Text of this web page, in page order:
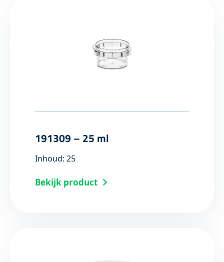
191309 – 25 ml
Inhoud: 25
Bekijk product